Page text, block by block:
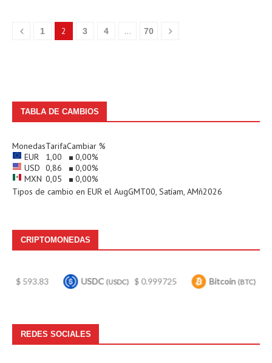
1 2 3 4 … 70
TABLA DE CAMBIOS
MonedasTarifaCambiar %
EUR
1,00 0,00%
USD 0,86 0,00%
MXN 0,05 0,00%
Tipos de cambio en EUR el AugGMT00, Satíam, AMñ2026
CRIPTOMONEDAS
USDC(USDC) $ 0.999725 Bitcoin(BTC) $ 64,925.00
REDES SOCIALES